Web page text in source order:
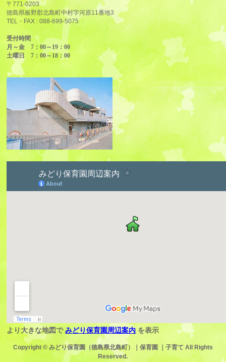
〒771-0203
徳島県板野郡北島町中村字河原11番地3
TEL・FAX :088-699-5075
受付時間
月～金 7：00～19：00
土曜日 7：00～18：00
より大きな地図でみどり保育園周辺案内 を表示
Copyright © みどり保育園（徳島県北島町）｜保育園 ｜子育て All Rights
Reserved.